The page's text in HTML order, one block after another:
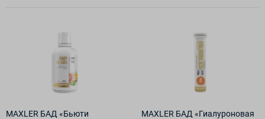
MAXLER БАД «Бьюти
MAXLER БАД «Гиалуроновая